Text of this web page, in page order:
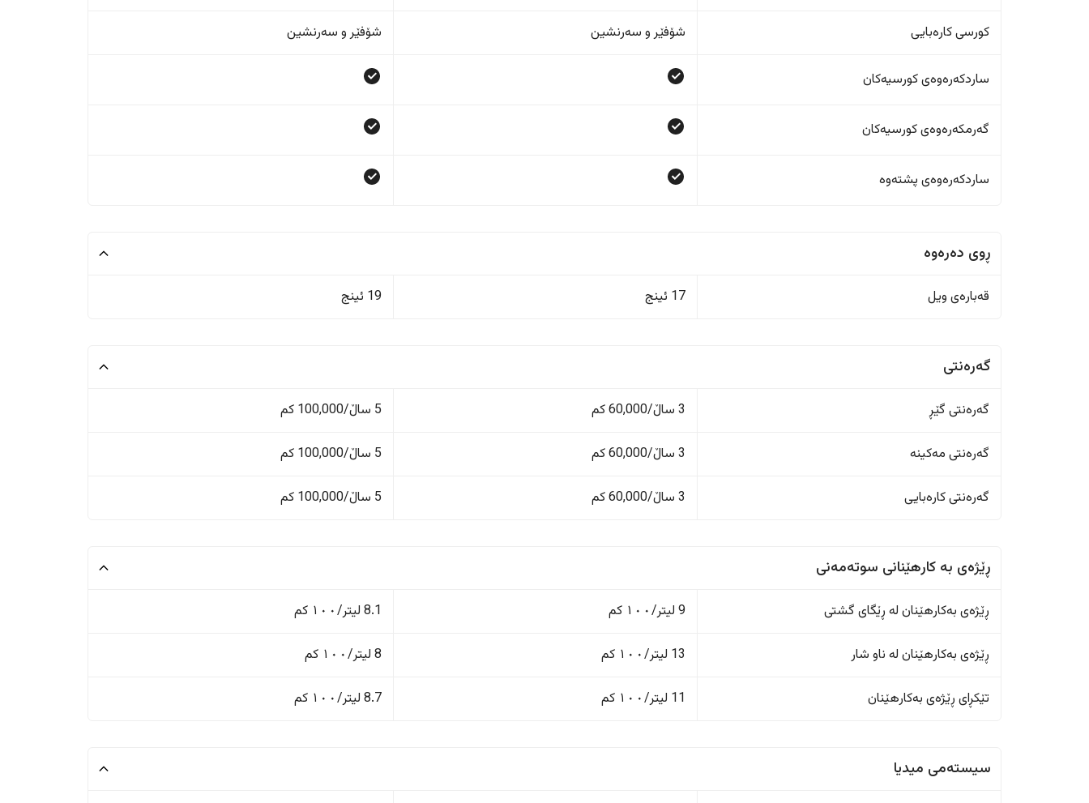
کورسی کارەبایی شۆفێر و سەرنشین شۆفێر و سەرنشین
ساردکەرەوەی کورسیەکان
گەرمکەرەوەی کورسیەکان
ساردکەرەوەی پشتەوە
ڕوی دەرەوە
قەبارەی ویل 17 ئینج 19 ئینج
گەرەنتی
گەرەنتی گێڕ 3 ساڵ/60,000 کم 5 ساڵ/100,000 کم
گەرەنتی مەکینە 3 ساڵ/60,000 کم 5 ساڵ/100,000 کم
گەرەنتی کارەبایی 3 ساڵ/60,000 کم 5 ساڵ/100,000 کم
ڕێژەى به کارهێنانی سوتەمەنی
ڕێژەى بەکارهێنان له ڕێگای گشتی 9 لیتر/١٠٠ کم 8.1 لیتر/١٠٠ کم
ڕێژەى بەکارهێنان له ناو شار 13 لیتر/١٠٠ کم 8 لیتر/١٠٠ کم
تێکڕای ڕێژەى بەکارهێنان 11 لیتر/١٠٠ کم 8.7 لیتر/١٠٠ کم
سیستەمی میدیا